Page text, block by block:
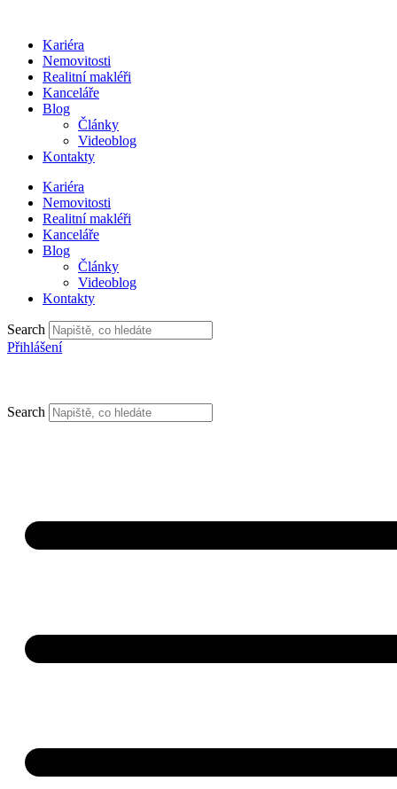
obsahuKariéra
Nemovitosti
Realitní makléři
Kanceláře
Blog
Články
Videoblog
Kontakty
Kariéra
Nemovitosti
Realitní makléři
Kanceláře
Blog
Články
Videoblog
Kontakty
Search
Přihlášení
Search